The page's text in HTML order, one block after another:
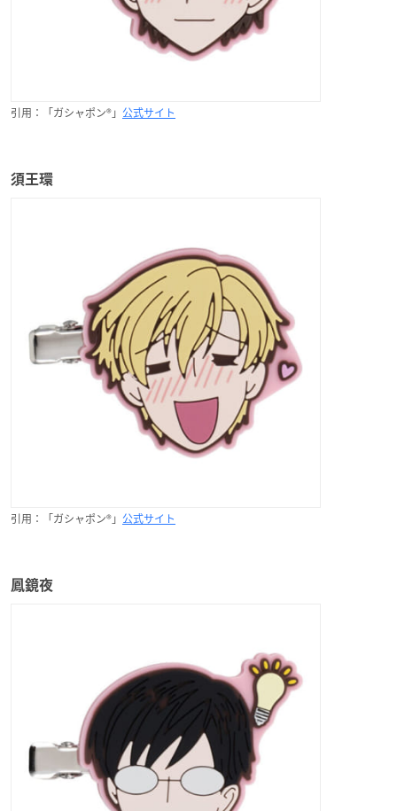
引用：「ガシャポン®」 公式サイト
須王環
引用：「ガシャポン®」 公式サイト
鳳鏡夜